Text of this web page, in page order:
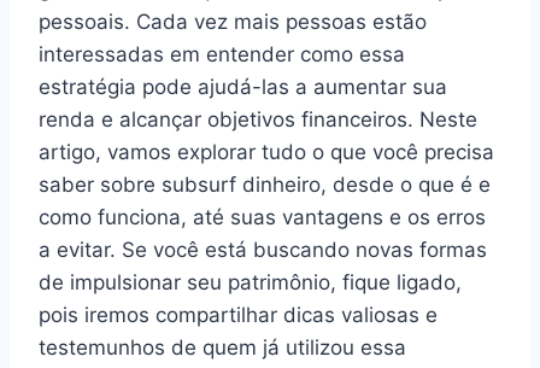
pessoais. Cada vez mais pessoas estão
interessadas em entender como essa
estratégia pode ajudá-las a aumentar sua
renda e alcançar objetivos financeiros. Neste
artigo, vamos explorar tudo o que você precisa
saber sobre subsurf dinheiro, desde o que é e
como funciona, até suas vantagens e os erros
a evitar. Se você está buscando novas formas
de impulsionar seu patrimônio, fique ligado,
pois iremos compartilhar dicas valiosas e
testemunhos de quem já utilizou essa